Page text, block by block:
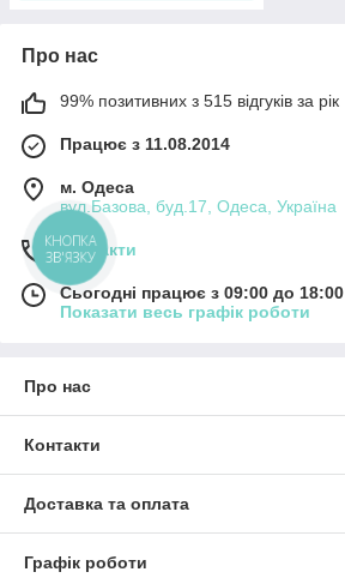
Про нас
99% позитивних з 515 відгуків за рік
Працює з 11.08.2014
м. Одеса
вул.Базова, буд.17, Одеса, Україна
Контакти
Сьогодні працює з 09:00 до 18:00
Показати весь графік роботи
Про нас
Контакти
Доставка та оплата
Графік роботи
КНОПКА
ЗВ'ЯЗКУ